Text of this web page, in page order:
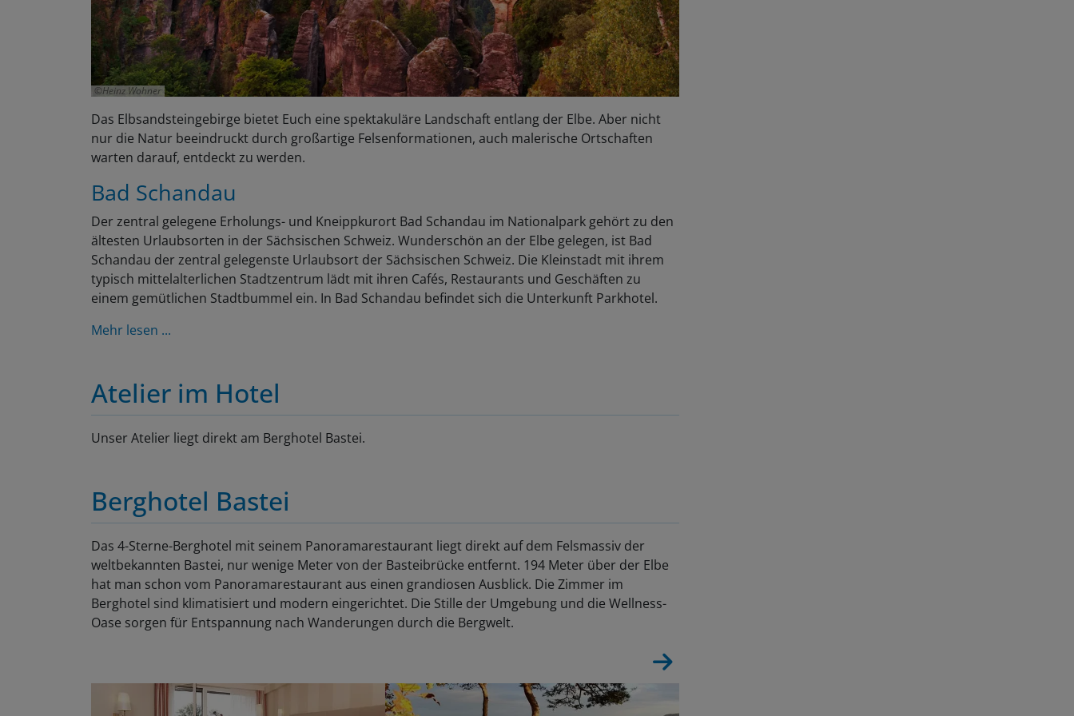
Heinz Wohner
Das Elbsandsteingebirge bietet Euch eine spektakuläre Landschaft entlang der Elbe. Aber nicht
nur die Natur beeindruckt durch großartige Felsenformationen, auch malerische Ortschaften
warten darauf, entdeckt zu werden.
Bad Schandau
Der zentral gelegene Erholungs- und Kneippkurort Bad Schandau im Nationalpark gehört zu den
ältesten Urlaubsorten in der Sächsischen Schweiz. Wunderschön an der Elbe gelegen, ist Bad
Schandau der zentral gelegenste Urlaubsort der Sächsischen Schweiz. Die Kleinstadt mit ihrem
typisch mittelalterlichen Stadtzentrum lädt mit ihren Cafés, Restaurants und Geschäften zu
einem gemütlichen Stadtbummel ein. In Bad Schandau befindet sich die Unterkunft Parkhotel.
Mehr lesen ...
Atelier im Hotel
Unser Atelier liegt direkt am Berghotel Bastei.
Berghotel Bastei
Das 4-Sterne-Berghotel mit seinem Panoramarestaurant liegt direkt auf dem Felsmassiv der
weltbekannten Bastei, nur wenige Meter von der Basteibrücke entfernt. 194 Meter über der Elbe
hat man schon vom Panoramarestaurant aus einen grandiosen Ausblick. Die Zimmer im
Berghotel sind klimatisiert und modern eingerichtet. Die Stille der Umgebung und die Wellness-
Oase sorgen für Entspannung nach Wanderungen durch die Bergwelt.